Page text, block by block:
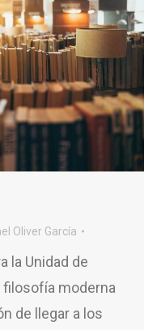
Oliver García
la Unidad de
filosofía moderna
de llegar a los